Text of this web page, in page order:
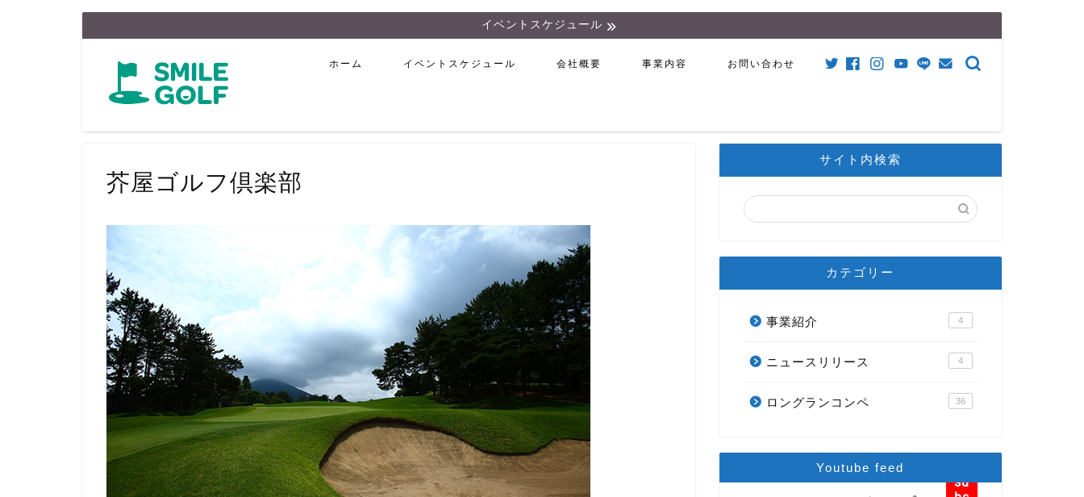
イベントスケジュール
ホーム イベントスケジュール 会社概要 事業内容 お問い合わせ
芥屋ゴルフ倶楽部
サイト内検索
カテゴリー
事業紹介 4
ニュースリリース 4
ロングランコンペ 36
Youtube feed
su